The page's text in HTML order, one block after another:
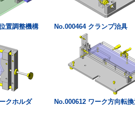
置調整機構 No.000464 クランプ治具
クホルダ No.000612 ワーク方向転